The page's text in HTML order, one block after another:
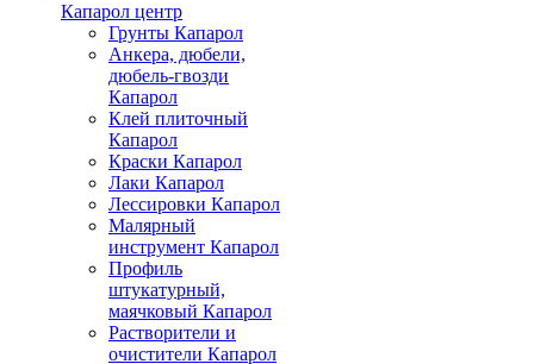
Капарол центр
Грунты Капарол
Анкера, дюбели,
дюбель-гвозди
Капарол
Клей плиточный
Капарол
Краски Капарол
Лаки Капарол
Лессировки Капарол
Малярный
инструмент Капарол
Профиль
штукатурный,
маячковый Капарол
Растворители и
очистители Капарол